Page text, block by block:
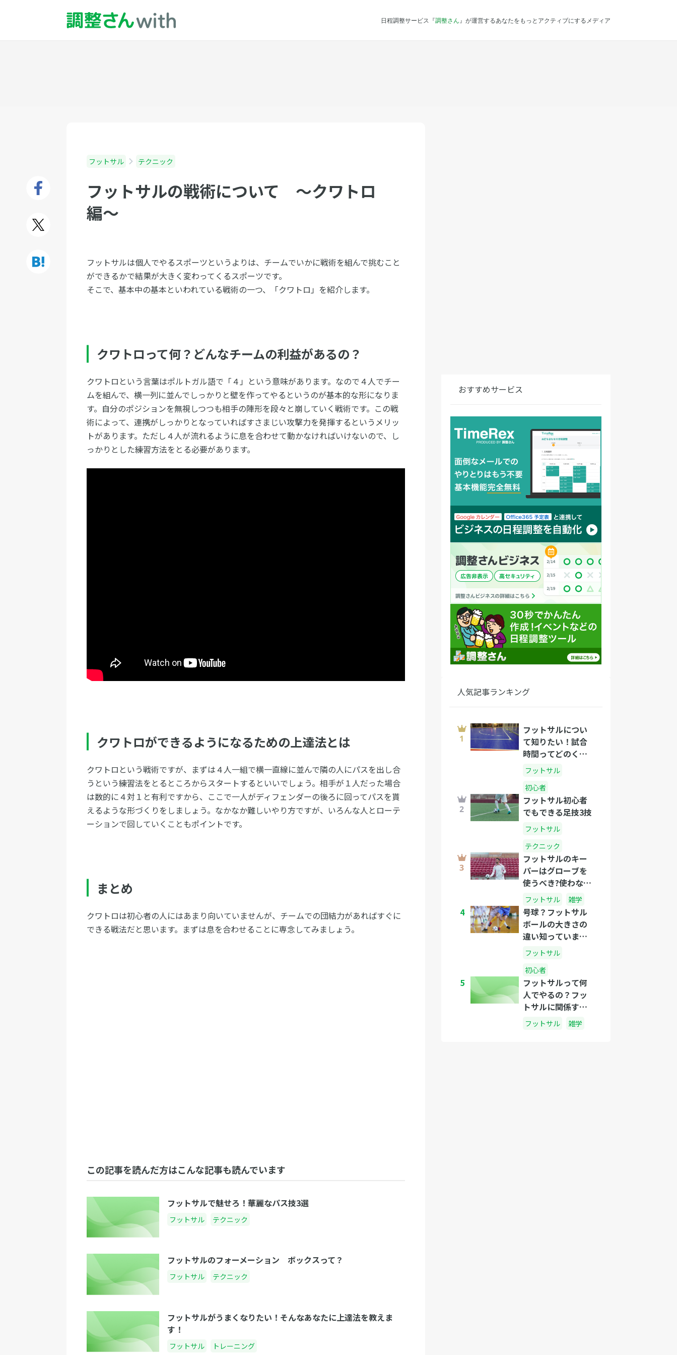
日程調整サービス『調整さん 』が運営するあなたをもっとアクティブにするメディア
フットサル テクニック
フットサルの戦術について 〜クワトロ
編〜
フットサルは個人でやるスポーツというよりは、チームでいかに戦術を組んで挑むこと
ができるかで結果が大きく変わってくるスポーツです。
そこで、基本中の基本といわれている戦術の一つ、「クワトロ」を紹介します。
クワトロって何？どんなチームの利益があるの？
クワトロという言葉はポルトガル語で「４」という意味があります。なので４人でチー
ムを組んで、横一列に並んでしっかりと壁を作ってやるというのが基本的な形になりま
す。自分のポジションを無視しつつも相手の陣形を段々と崩していく戦術です。この戦
術によって、連携がしっかりとなっていればすさまじい攻撃力を発揮するというメリッ
トがあります。ただし４人が流れるように息を合わせて動かなければいけないので、し
っかりとした練習方法をとる必要があります。
クワトロができるようになるための上達法とは
クワトロという戦術ですが、まずは４人一組で横一直線に並んで隣の人にパスを出し合
うという練習法をとるところからスタートするといいでしょう。相手が１人だった場合
は数的に４対１と有利ですから、ここで一人がディフェンダーの後ろに回ってパスを貰
えるような形づくりをしましょう。なかなか難しいやり方ですが、いろんな人とローテ
ーションで回していくこともポイントです。
まとめ
クワトロは初心者の人にはあまり向いていませんが、チームでの団結力があればすぐに
できる戦法だと思います。まずは息を合わせることに専念してみましょう。
この記事を読んだ方はこんな記事も読んでいます
フットサルで魅せろ！華麗なパス技3選
フットサル テクニック
フットサルのフォーメーション ボックスって？
フットサル テクニック
フットサルがうまくなりたい！そんなあなたに上達法を教えま
す！
フットサル トレーニング
おすすめサービス
人気記事ランキング
フットサルについ
て知りたい！試合
時間ってどのくら
い？
フットサル
初心者
フットサル初心者
でもできる足技3技
フットサル
テクニック
フットサルのキー
パーはグローブを
使うべき?使わない
ほうがいい?
フットサル 雑学
4
号球？フットサル
ボールの大きさの
違い知っています
か？
フットサル
初心者
5
フットサルって何
人でやるの？フッ
トサルに関係する
人数のはなし
フットサル 雑学